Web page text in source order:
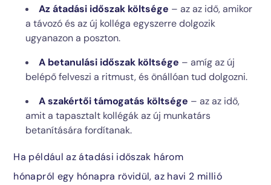
Az átadási időszak költsége – az az idő, amikor
a távozó és az új kolléga egyszerre dolgozik
ugyanazon a poszton.
A betanulási időszak költsége – amíg az új
belépő felveszi a ritmust, és önállóan tud dolgozni.
A szakértőitámogatás költsége – az az idő,
amit a tapasztalt kollégák az új munkatárs
betanítására fordítanak.
Ha például az átadási időszak három
hónapról egy hónapra rövidül, az havi 2 millió